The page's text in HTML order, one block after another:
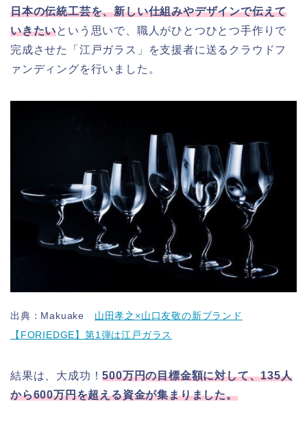
日本の伝統工芸を、新しい仕組みやデザインで伝えて
いきたいという思いで、職人がひとつひとつ手作りで
完成させた「江戸ガラス」を支援者に送るクラウドフ
ァンディングを行いました。
出典：Makuake 山田孝之×山口友敬の新ブランド
【FORIEDGE】第1弾は江戸ガラス
結果は、大成功！500万円の目標金額に対して、135人
から600万円を超える資金が集まりました。